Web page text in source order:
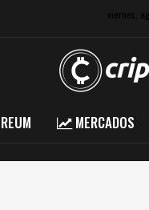
viernes,
MERCADOS